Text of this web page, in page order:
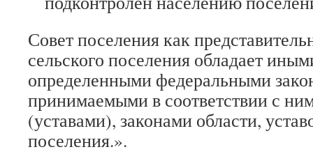
Совет поселения как
сельского поселения обладает
определенными федеральными
принимаемыми в соответствии с
(уставами), законами области,
поселения.».